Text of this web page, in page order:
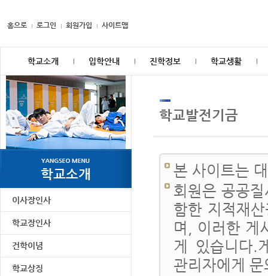
홈으로 로그인 회원가입 사이트맵
학교소개 입학안내 진학정보 학교생활
학교소개
이사장인사
학교장인사
건학이념
학교상징
학교발전기금
본 사이트는
회원은 공공
함한 지적재
며, 이러한 게
게 있습니다.
관리자에게